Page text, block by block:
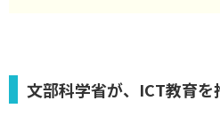
文部科学省が、ICT教育を